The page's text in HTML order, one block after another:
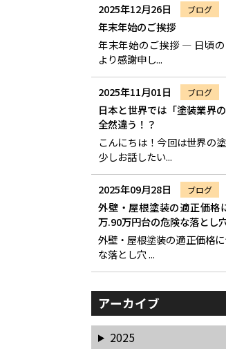
2025年12月26日 ブログ
年末年始のご挨拶
年末年始のご挨拶 ― 日頃
より感謝申し...
2025年11月01日 ブログ
日本と世界では「塗装業界
全然違う！？
こんにちは！今回は世界の
少しお話したい...
2025年09月28日 ブログ
外壁・屋根塗装の適正価格
万.90万円台の危険な落とし
外壁・屋根塗装の適正価格
な落とし穴 ...
アーカイブ
2025